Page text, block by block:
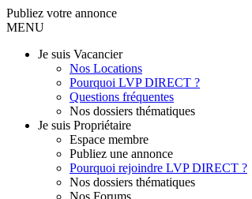
Publiez votre annonce
MENU
Je suis Vacancier
Nos Locations
Pourquoi LVP DIRECT ?
Questions fréquentes
Nos dossiers thématiques
Je suis Propriétaire
Espace membre
Publiez une annonce
Pourquoi rejoindre LVP DIRECT ?
Nos dossiers thématiques
Nos Forums